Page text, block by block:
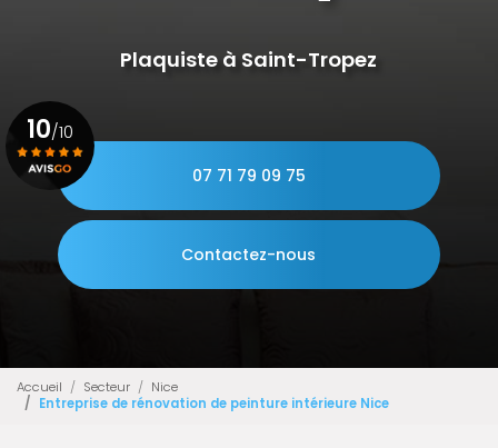
Plaquiste à Saint-Tropez
07 71 79 09 75
Contactez-nous
10/10
Voir le certificat
Accueil Secteur
Nice
Entreprise de rénovation de peinture intérieure Nice